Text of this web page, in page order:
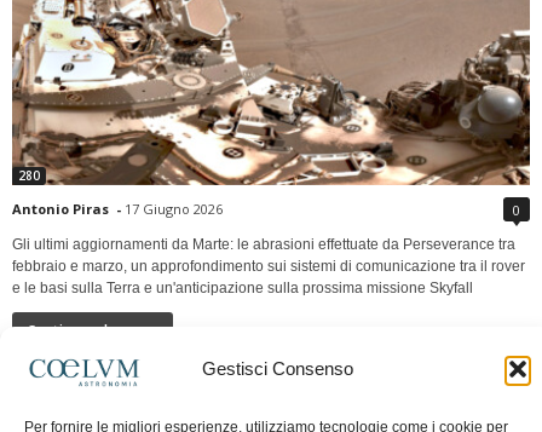
Gestisci Consenso
Per fornire le migliori esperienze, utilizziamo tecnologie come i cookie per
280
Antonio Piras - 17 Giugno 2026 0
Gli ultimi aggiornamenti da Marte: le abrasioni effettuate da Perseverance tra
febbraio e marzo, un approfondimento sui sistemi di comunicazione tra il rover
e le basi sulla Terra e un'anticipazione sulla prossima missione Skyfall
Continua a leggere